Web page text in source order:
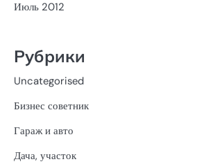
Июль 2012
Рубрики
Uncategorised
Бизнес советник
Гараж и авто
Дача, участок